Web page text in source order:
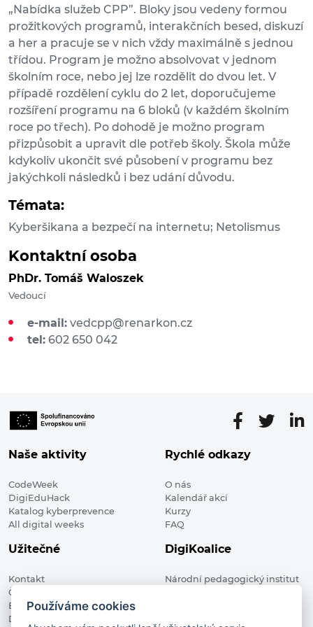
„Nabídka služeb CPP”. Bloky jsou vedeny formou
prožitkových programů, interakčních besed, diskuzí
a her a pracuje se v nich vždy maximálně s jednou
třídou. Program je možno absolvovat v jednom
školním roce, nebo jej lze rozdělit do dvou let. V
případě rozdělení cyklu do 2 let, doporučujeme
rozšíření programu na 6 bloků (v každém školním
roce po třech). Po dohodě je možno program
přizpůsobit a upravit dle potřeb školy. Škola může
kdykoliv ukončit své působení v programu bez
jakýchkoli následků i bez udání důvodu.
Témata:
Kyberšikana a bezpečí na internetu; Netolismus
Kontaktní osoba
PhDr. Tomáš Waloszek
Vedoucí
e-mail: vedcpp@renarkon.cz
tel: 602 650 042
Naše aktivity
CodeWeek
DigiEduHack
Katalog kyberprevence
All digital weeks
Rychlé odkazy
O nás
Kalendář akcí
Kurzy
FAQ
Užitečné
Kontakt
Členské organizace
Blog
Digitalizace ve vzdělávání
DigiKoalice
Národní pedagogický institut
Používáme cookies